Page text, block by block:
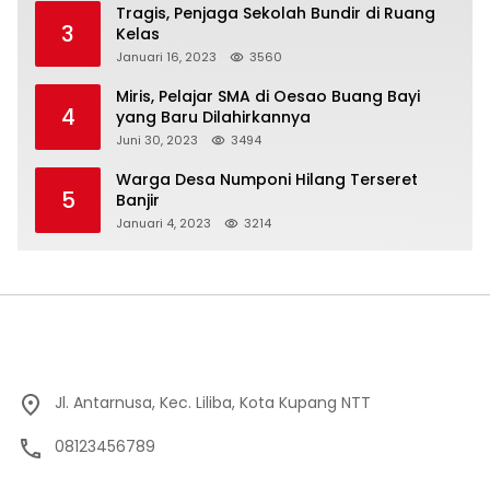
3
Tragis, Penjaga Sekolah Bundir di Ruang
Kelas
Januari 16, 2023 3560
4
Miris, Pelajar SMA di Oesao Buang Bayi
yang Baru Dilahirkannya
Juni 30, 2023 3494
5
Warga Desa Numponi Hilang Terseret
Banjir
Januari 4, 2023 3214
Jl. Antarnusa, Kec. Liliba, Kota Kupang NTT
08123456789